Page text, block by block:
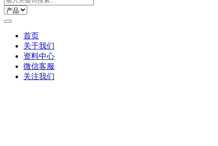
首页
关于我们
资料中心
微信客服
关注我们